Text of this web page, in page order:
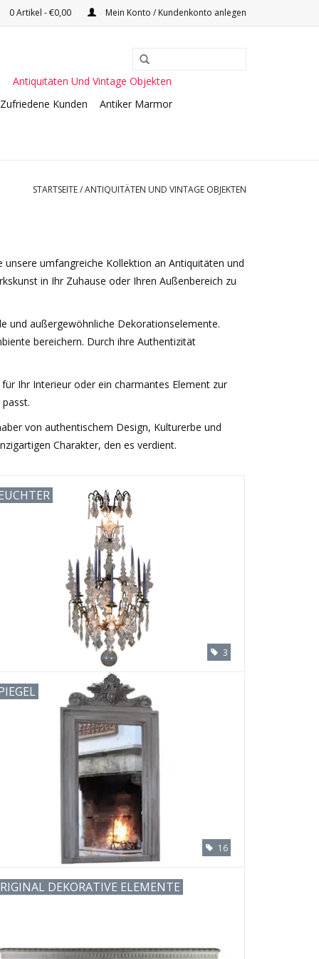
0 Artikel - €0,00 Mein Konto / Kundenkonto anlegen
Antiquitäten Und Vintage Objekten
Zufriedene Kunden
Antiker Marmor
STARTSEITE/ANTIQUITÄTEN UND VINTAGE OBJEKTEN
unsere umfangreiche Kollektion an Antiquitäten und
in Ihr Zuhause oder Ihren Außenbereich zu
und außergewöhnliche Dekorationselemente.
bereichern. Durch ihre Authentizität
Ihr Interieur oder ein charmantes Element zur
von authentischem Design, Kulturerbe und
Charakter, den es verdient.
3
16
DEKORATIVE ELEMENTE